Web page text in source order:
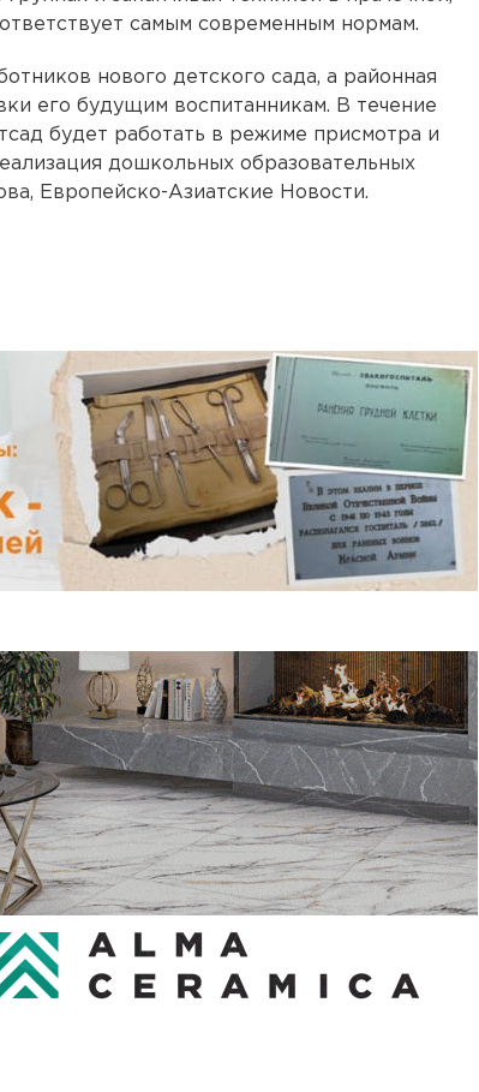
самым современным нормам.
нового детского сада, а районная
его будущим воспитанникам. В течение
будет работать в режиме присмотра и
дошкольных образовательных
Европейско-Азиатские Новости.